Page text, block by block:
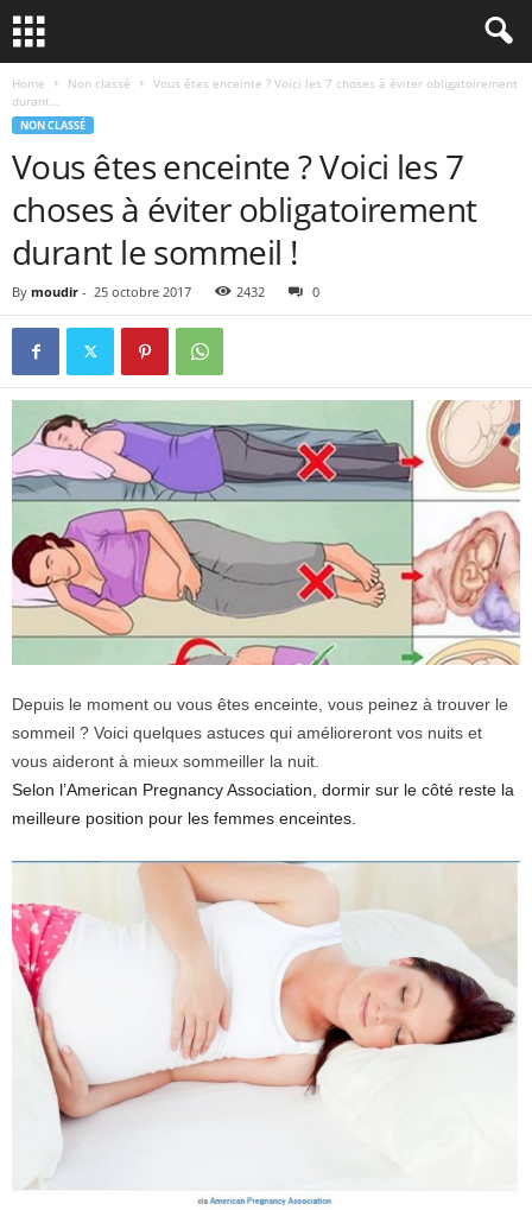
Home Non classé
Vous êtes enceinte ? Voici les 7 choses à éviter obligatoirement
durant...
NON CLASSÉ
Vous êtes enceinte ? Voici les 7
choses à éviter obligatoirement
durant le sommeil !
By moudir - 25 octobre 2017 2432 0
Depuis le moment ou vous êtes enceinte, vous peinez à trouver le
sommeil ? Voici quelques astuces qui amélioreront vos nuits et
vous aideront à mieux sommeiller la nuit.
Selon l’American Pregnancy Association, dormir sur le côté reste la
meilleure position pour les femmes enceintes.